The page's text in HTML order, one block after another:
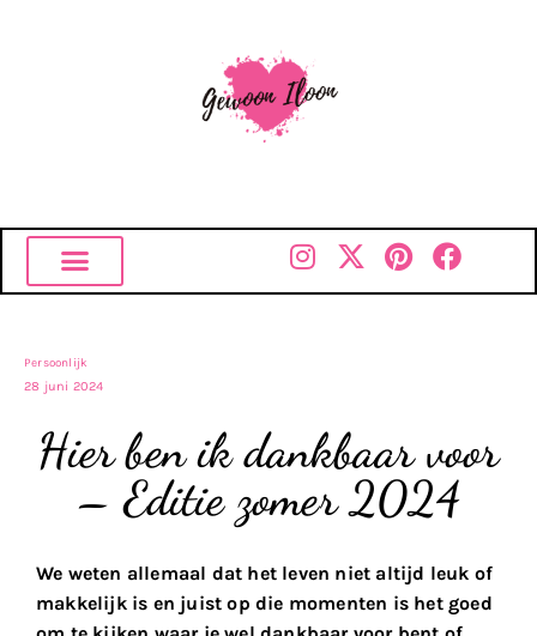
Persoonlijk
28 juni 2024
Hier ben ik dankbaar voor
– Editie zomer 2024
We weten allemaal dat het leven niet altijd leuk of
makkelijk is en juist op die momenten is het goed